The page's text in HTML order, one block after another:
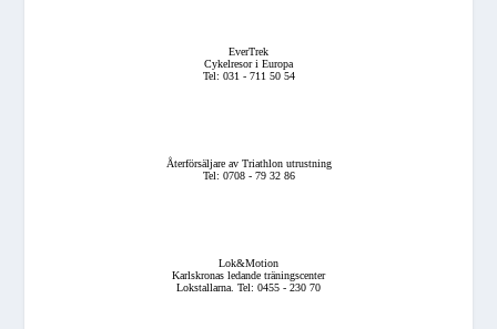
EverTrek
Cykelresor i Europa
Tel: 031 - 711 50 54
Återförsäljare av Triathlon utrustning
Tel: 0708 - 79 32 86
Lok&Motion
Karlskronas ledande träningscenter
Lokstallarna. Tel: 0455 - 230 70